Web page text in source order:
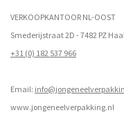
VERKOOPKANTOOR NL-OOST
Smederijstraat 2D - 7482 PZ
+31 (0) 182 537 966
Email:
www.jongeneelverpakking.nl